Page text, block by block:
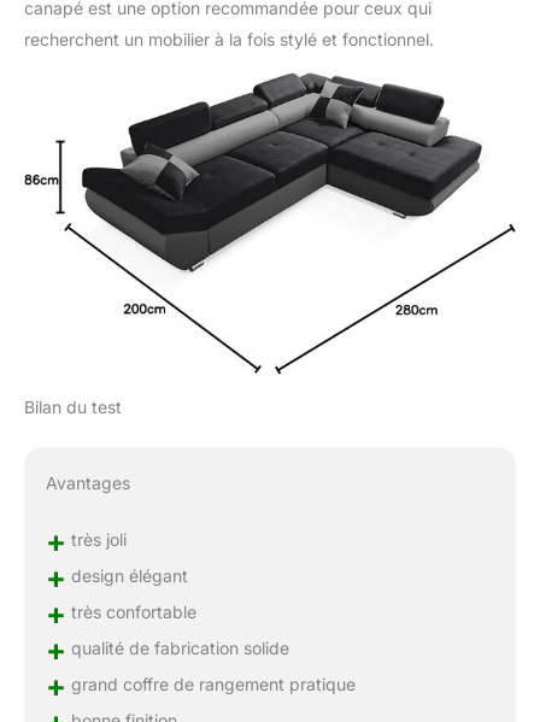
canapé est une option recommandée pour ceux qui
recherchent un mobilier à la fois stylé et fonctionnel.
Bilan du test
Avantages
+ très joli
+ design élégant
+ très confortable
+ qualité de fabrication solide
+ grand coffre de rangement pratique